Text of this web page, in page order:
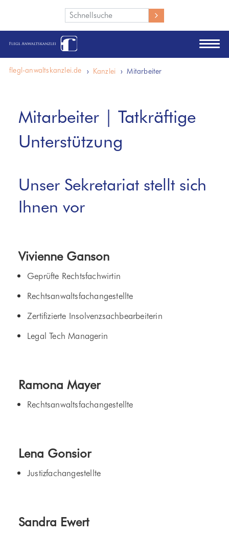
Wie können wir Ihnen helfen?
flegl-anwaltskanzlei.de Kanzlei Mitarbeiter
Mitarbeiter | Tatkräftige
Unterstützung
Unser Sekretariat stellt sich
Ihnen vor
Vivienne Ganson
Geprüfte Rechtsfachwirtin
Rechtsanwaltsfachangestellte
Zertifizierte Insolvenzsachbearbeiterin
Legal Tech Managerin
Ramona Mayer
Rechtsanwaltsfachangestellte
Lena Gonsior
Justizfachangestellte
Sandra Ewert